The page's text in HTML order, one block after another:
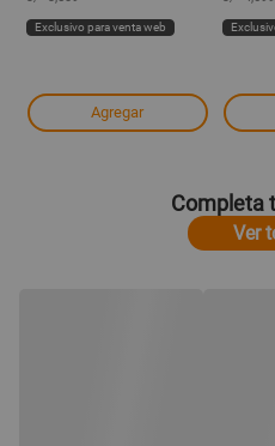
Exclusivo para venta web
Agregar
Completa
Ver